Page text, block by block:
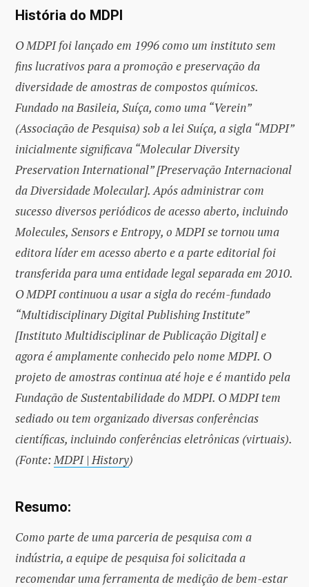
História do MDPI
O MDPI foi lançado em 1996 como um instituto sem
fins lucrativos para a promoção e preservação da
diversidade de amostras de compostos químicos.
Fundado na Basileia, Suíça, como uma “Verein”
(Associação de Pesquisa) sob a lei Suíça, a sigla “MDPI”
inicialmente significava “Molecular Diversity
Preservation International” [Preservação Internacional
da Diversidade Molecular]. Após administrar com
sucesso diversos periódicos de acesso aberto, incluindo
Molecules, Sensors e Entropy, o MDPI se tornou uma
editora líder em acesso aberto e a parte editorial foi
transferida para uma entidade legal separada em 2010.
O MDPI continuou a usar a sigla do recém-fundado
“Multidisciplinary Digital Publishing Institute”
[Instituto Multidisciplinar de Publicação Digital] e
agora é amplamente conhecido pelo nome MDPI. O
projeto de amostras continua até hoje e é mantido pela
Fundação de Sustentabilidade do MDPI. O MDPI tem
sediado ou tem organizado diversas conferências
científicas, incluindo conferências eletrônicas (virtuais).
(Fonte:MDPI | History)
Resumo:
Como parte de uma parceria de pesquisa com a
indústria, a equipe de pesquisa foi solicitada a
recomendar uma ferramenta de medição de bem-estar